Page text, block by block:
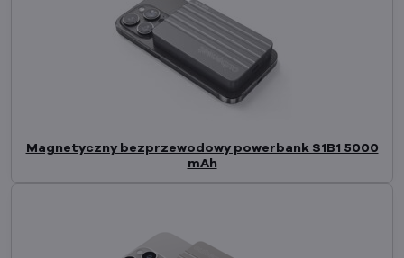
Magnetyczny bezprzewodowy powerbank S1B1 5000
mAh